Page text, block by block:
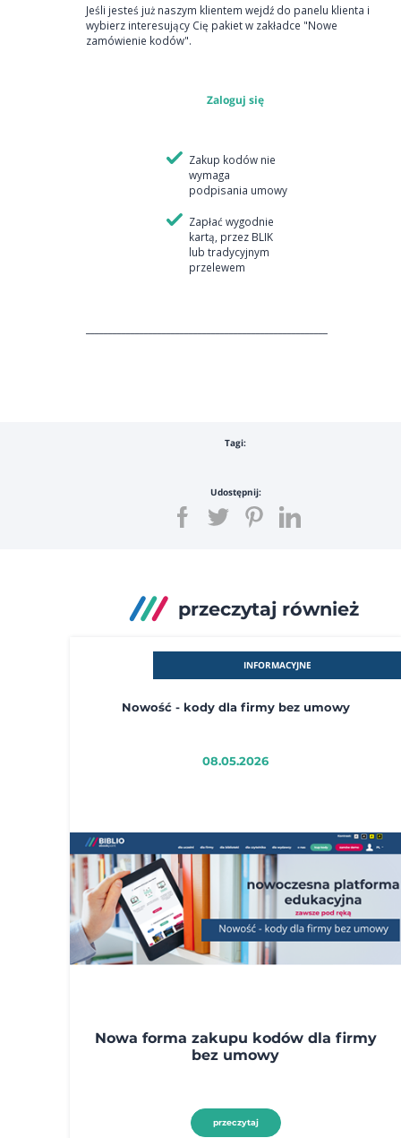
Jeśli jesteś już naszym klientem wejdź do panelu klienta i
wybierz interesujący Cię pakiet w zakładce "Nowe
zamówienie kodów".
Zaloguj się
Zakup kodów nie
wymaga
podpisania umowy
Zapłać wygodnie
kartą, przez BLIK
lub tradycyjnym
przelewem
Tagi:
Udostępnij:
przeczytaj również
INFORMACYJNE
Nowość - kody dla firmy bez umowy
08.05.2026
Nowa forma zakupu kodów dla firmy
bez umowy
przeczytaj